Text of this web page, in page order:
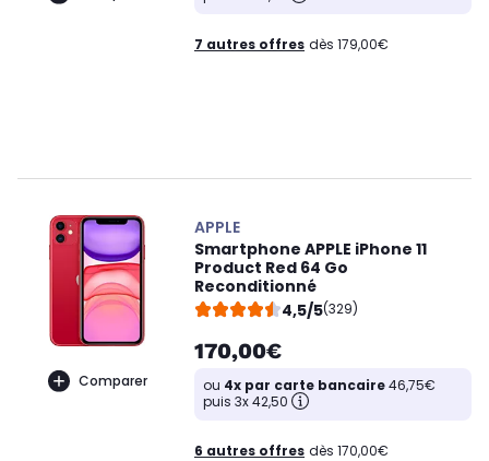
7 autres offres dès 179,00€
Comparer
APPLE
Smartphone APPLE iPhone 11
Product Red 64 Go
Reconditionné
4,5/5(329)
170,00€
ou 4x par carte bancaire46,75€
puis 3x 42,50
6 autres offres dès 170,00€